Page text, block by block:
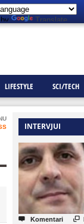
Translate
LIFESTYLE SCI/TECH
INTERVJUI
 Komentari 